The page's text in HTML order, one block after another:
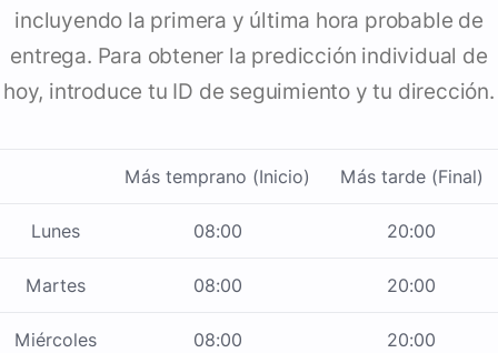
incluyendo la primera y última hora probable de
entrega. Para obtener la predicción individual de
hoy, introduce tu ID de seguimiento y tu dirección.
Más temprano (Inicio) Más tarde (Final)
Lunes 08:00 20:00
Martes 08:00 20:00
Miércoles 08:00 20:00